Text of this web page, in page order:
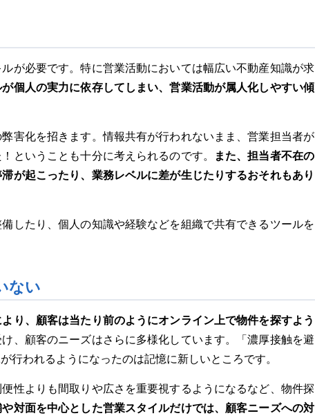
が必要です。特に営業活動においては幅広い不動産知識が求
個人の実力に依存してしまい、営業活動が属人化しやすい傾
害化を招きます。情報共有が行われないまま、営業担当者が
ということも十分に考えられるのです。
また、担当者不在の
が起こったり、業務レベルに差が生じたりするおそれもあり
したり、個人の知識や経験などを組織で共有できるツールを
ない
り、顧客は当たり前のようにオンライン上で物件を探すよう
、顧客のニーズはさらに多様化しています。「濃厚接触を避
行われるようになったのは記憶に新しいところです。
性よりも間取りや広さを重要視するようになるなど、物件探
対面を中心とした営業スタイルだけでは、顧客ニーズへの対